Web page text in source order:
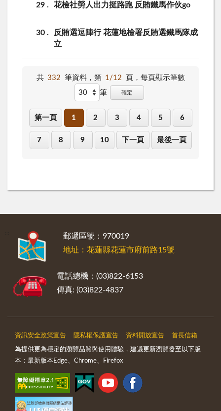
29 花檢社勞人出力挺路跑 反賄鐵馬作伙go
30
反賄選逗陣行 花蓮地檢署反賄選鐵馬隊成
立
共 332 筆資料，第 1/12 頁， 每頁顯示筆數
筆
確定
第一頁 1 2 3 4 5 6
7 8 9 10 下一頁 最後一頁
郵遞區號：970019
地址：花蓮縣花蓮市府前路15號
電話總機：(03)822-6153
傳真: (03)822-4837
資訊安全政策宣告 隱私權保護宣告 資料開放宣告 首長信箱
為提供更為穩定的瀏覽品質與使用體驗，建議更新瀏覽器至以下版
本：最新版本Edge、Chrome、Firefox